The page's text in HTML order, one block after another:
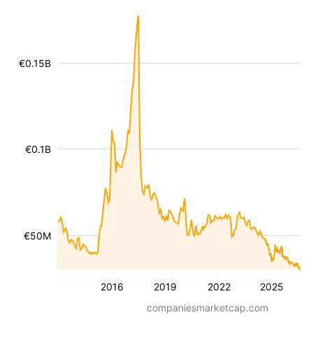
2016 2019 2022 2025
€50M
€0.1B
€0.15B
companiesmarketcap.com